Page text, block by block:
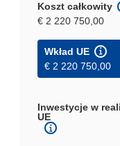
Koszt całkowity
€ 2 220 750,00
Wkład UE
€ 2 220 750,00
Inwestycje w
UE